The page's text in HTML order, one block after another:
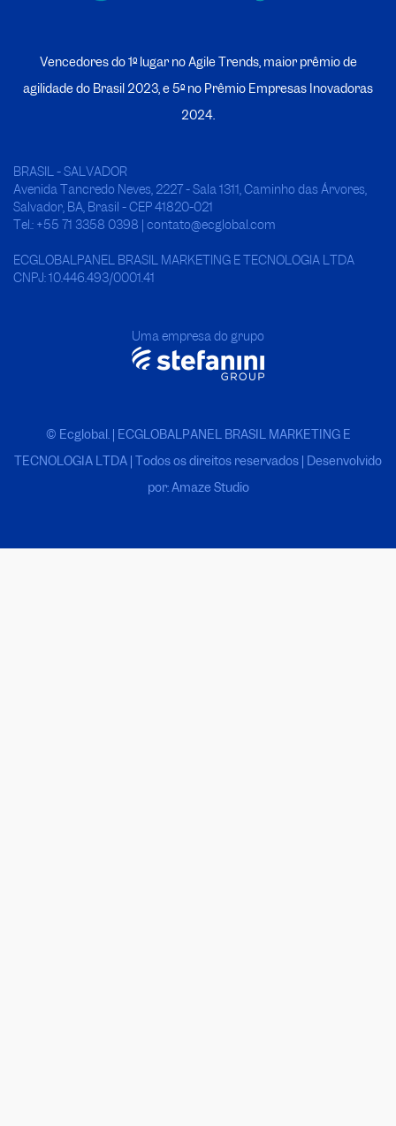
Vencedores do 1º lugar no Agile Trends, maior prêmio de
agilidade do Brasil 2023, e 5º no Prêmio Empresas Inovadoras
2024.
BRASIL - SALVADOR
Avenida Tancredo Neves, 2227 - Sala 1311, Caminho das Árvores,
Salvador, BA, Brasil - CEP 41820-021
Tel.: +55 71 3358 0398 | contato@ecglobal.com
ECGLOBALPANEL BRASIL MARKETING E TECNOLOGIA LTDA
CNPJ: 10.446.493/0001.41
Uma empresa do grupo
© Ecglobal. | ECGLOBALPANEL BRASIL MARKETING E
TECNOLOGIA LTDA | Todos os direitos reservados | Desenvolvido
por: Amaze Studio